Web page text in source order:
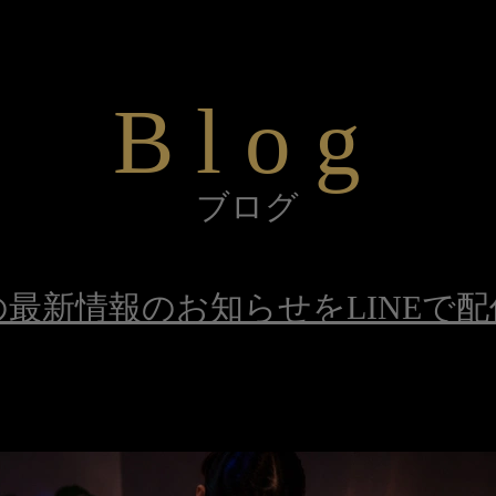
Blog
ブログ
新情報のお知らせをLINEで配